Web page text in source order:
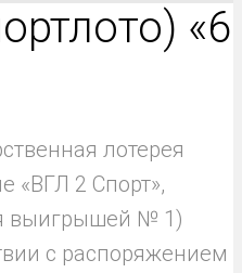
«6
лотерея
«ВГЛ 2 Спорт»,
выигрышей № 1)
с распоряжением